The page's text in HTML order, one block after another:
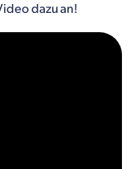
dazu an!